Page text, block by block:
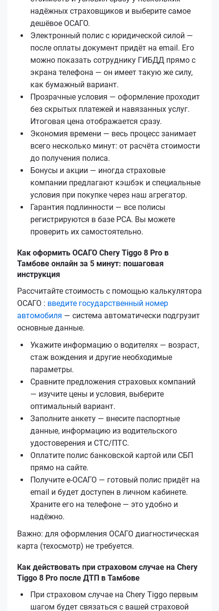
надёжных страховщиков и выберите самое
дешёвое ОСАГО.
Электронный полис с юридической силой —
после оплаты документ придёт на email. Его
можно показать сотруднику ГИБДД прямо с
экрана телефона — он имеет такую же силу,
как бумажный вариант.
Прозрачные условия — оформление проходит
без скрытых платежей и навязанных услуг.
Итоговая цена отображается сразу.
Экономия времени — весь процесс занимает
всего несколько минут: от расчёта стоимости
до получения полиса.
Бонусы и акции — иногда страховые
компании предлагают кэшбэк и специальные
условия при покупке через наш агрегатор.
Гарантия подлинности — все полисы
регистрируются в базе РСА. Вы можете
проверить их самостоятельно.
Как оформить ОСАГО Chery Tiggo 8 Pro в
Тамбове онлайн за 5 минут: пошаговая
инструкция
Рассчитайте стоимость с помощью калькулятора
ОСАГО : введите государственный номер
автомобиля — система автоматически подгрузит
основные данные.
Укажите информацию о водителях — возраст,
стаж вождения и другие необходимые
параметры.
Сравните предложения страховых компаний
— изучите цены и условия, выберите
оптимальный вариант.
Заполните анкету — внесите паспортные
данные, информацию из водительского
удостоверения и СТС/ПТС.
Оплатите полис банковской картой или СБП
прямо на сайте.
Получите е‑ОСАГО — готовый полис придёт на
email и будет доступен в личном кабинете.
Храните его на телефоне — это удобно и
надёжно.
Важно: для оформления ОСАГО диагностическая
карта (техосмотр) не требуется.
Как действовать при страховом случае на Chery
Tiggo 8 Pro после ДТП в Тамбове
При страховом случае на Chery Tiggo первым
шагом будет связаться с вашей страховой